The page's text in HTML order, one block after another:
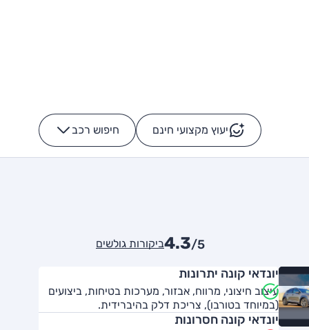
יעוץ מקצועי חינם חיפוש רכב -
4.3/5 ביקורות גולשים
יונדאי קונה יתרונות
עיצוב חיצוני, מרווח, אבזור, מערכות בטיחות, ביצועים
(במיוחד בטורבו), צריכת דלק בהיברידית.
יונדאי קונה חסרונות